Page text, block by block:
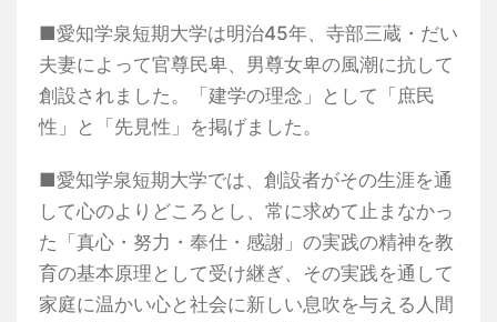
■愛知学泉短期大学は明治45年、寺部三蔵・だい
夫妻によって官尊民卑、男尊女卑の風潮に抗して
創設されました。「建学の理念」として「庶民
性」と「先見性」を掲げました。
■愛知学泉短期大学では、創設者がその生涯を通
して心のよりどころとし、常に求めて止まなかっ
た「真心・努力・奉仕・感謝」の実践の精神を教
育の基本原理として受け継ぎ、その実践を通して
家庭に温かい心と社会に新しい息吹を与える人間